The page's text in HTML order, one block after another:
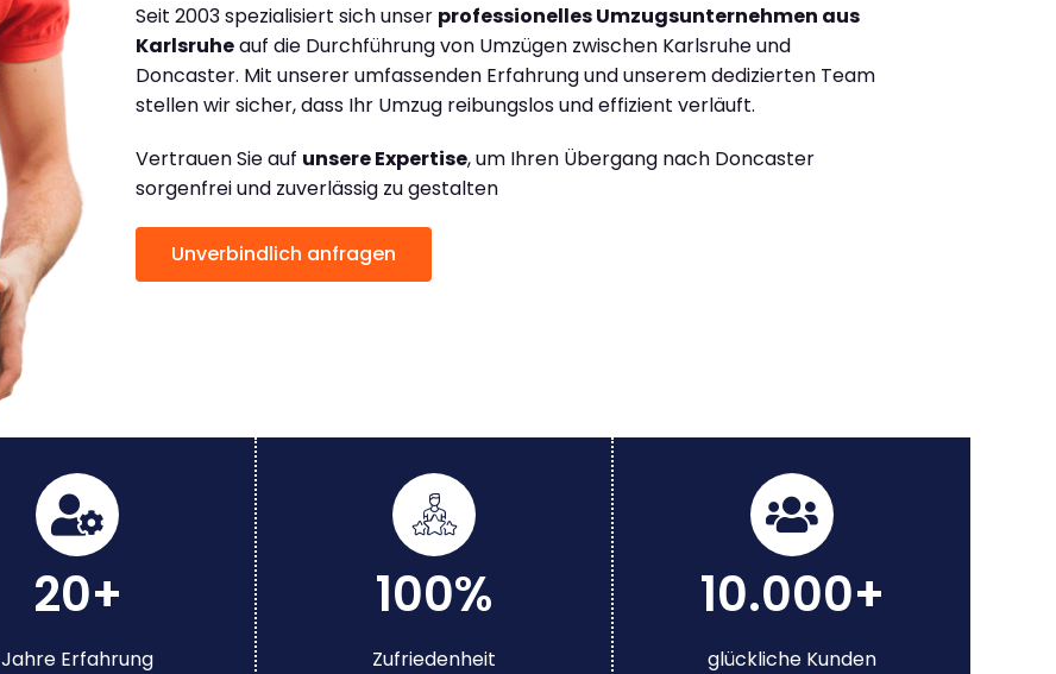
Seit 2003 spezialisiert sich unser professionelles Umzugsunternehmen aus
Karlsruheauf die Durchführung von Umzügen zwischen Karlsruhe und
Doncaster. Mit unserer umfassenden Erfahrung und unserem dedizierten Team
stellen wir sicher, dass Ihr Umzug reibungslos und effizient verläuft.
Vertrauen Sie auf unsere Expertise, um Ihren Übergang nach Doncaster
sorgenfrei und zuverlässig zu gestalten
Unverbindlich anfragen
20+
Jahre Erfahrung
100%
Zufriedenheit
10.000+
glückliche Kunden